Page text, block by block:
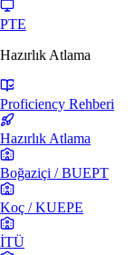
PTE
Hazırlık Atlama
Proficiency Rehberi
Hazırlık Atlama
Boğaziçi / BUEPT
Koç / KUEPE
İTÜ